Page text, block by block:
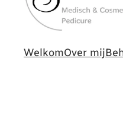
WelkomOver mij